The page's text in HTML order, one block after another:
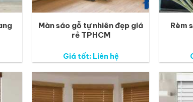
Màn sáo gỗ tự nhiên đẹp giá
rẻ TPHCM
Giá tốt: Liên hệ
Rèm